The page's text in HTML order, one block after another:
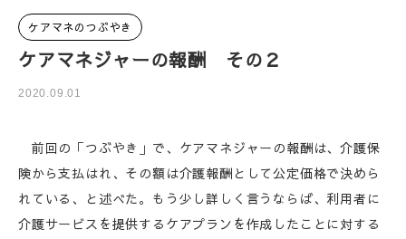
ケアマネのつぶやき
ケアマネジャーの報酬 その２
2020.09.01
前回の「つぶやき」で、ケアマネジャーの報酬は、介護保
険から支払はれ、その額は介護報酬として公定価格で決めら
れている、と述べた。もう少し詳しく言うならば、利用者に
介護サービスを提供するケアプランを作成したことに対する